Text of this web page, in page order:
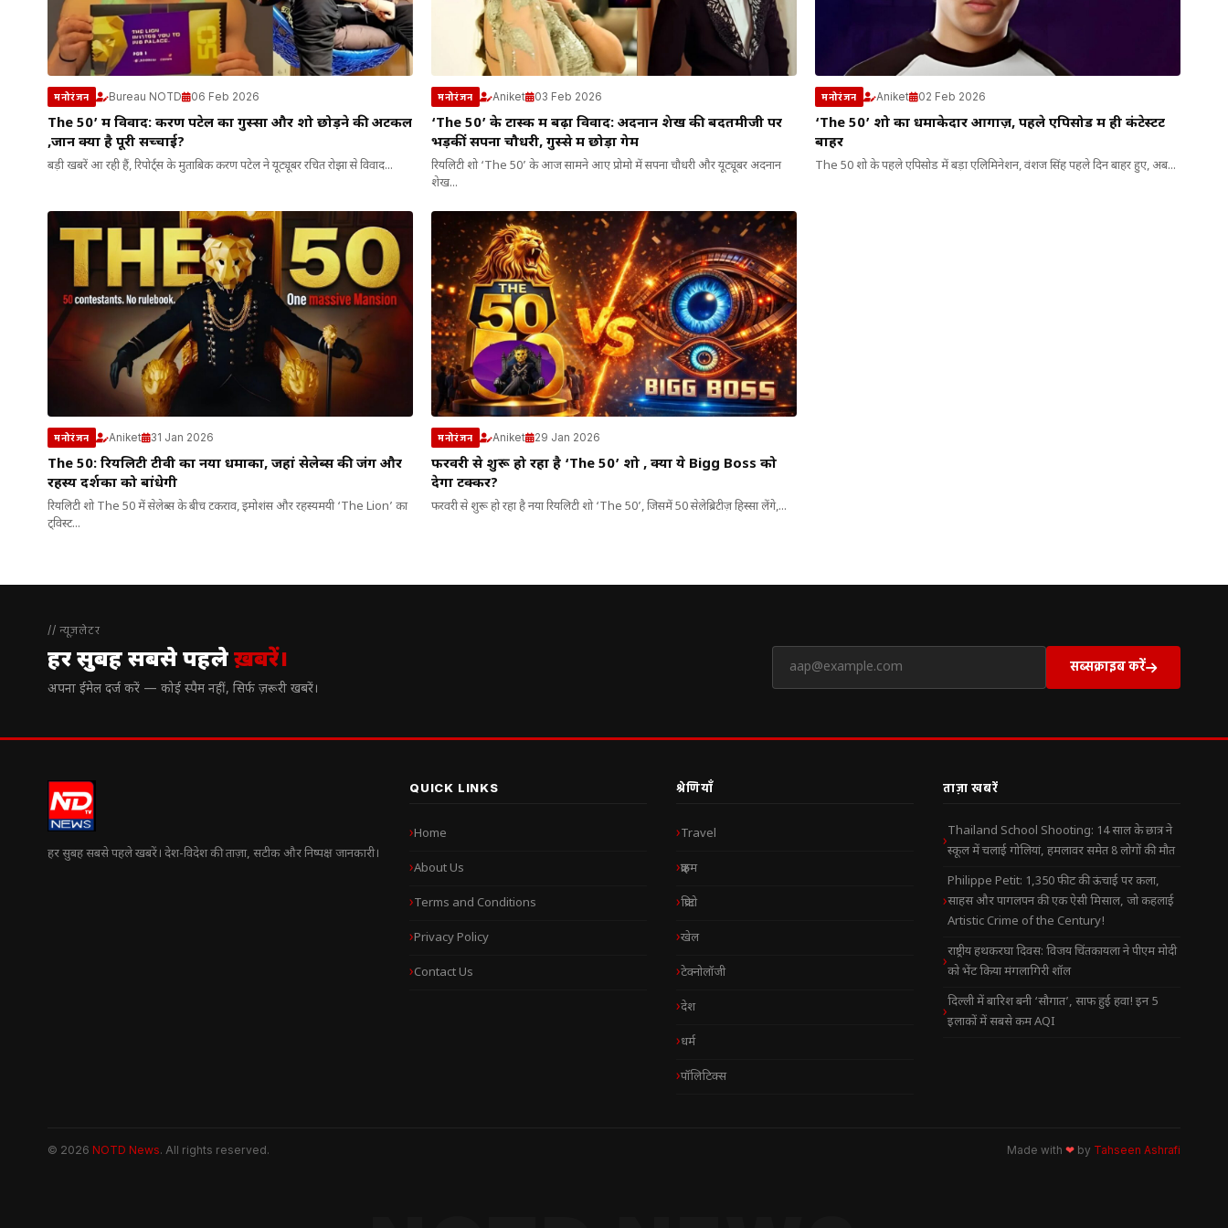
मनोरंजन Bureau NOTD 06 Feb 2026
The 50’ में विवाद: करण पटेल का गुस्सा और शो छोड़ने की अटकलें
,जानें क्या है पूरी सच्चाई?
बड़ी खबरें आ रही हैं, रिपोर्ट्स के मुताबिक करण पटेल ने यूट्यूबर रचित रोझा से विवाद...
मनोरंजन Aniket 03 Feb 2026
‘The 50’ के टास्क में बढ़ा विवाद: अदनान शेख की बदतमीजी पर
भड़कीं सपना चौधरी, गुस्से में छोड़ा गेम
रियलिटी शो ‘The 50’ के आज सामने आए प्रोमो में सपना चौधरी और यूट्यूबर अदनान
शेख...
मनोरंजन Aniket 02 Feb 2026
‘The 50’ शो का धमाकेदार आगाज़, पहले एपिसोड में ही कंटेस्टेंट
बाहर
The 50 शो के पहले एपिसोड में बड़ा एलिमिनेशन, वंशज सिंह पहले दिन बाहर हुए, अब...
मनोरंजन Aniket 31 Jan 2026
The 50: रियलिटी टीवी का नया धमाका, जहां सेलेब्स की जंग और
रहस्य दर्शकों को बांधेगी
रियलिटी शो The 50 में सेलेब्स के बीच टकराव, इमोशंस और रहस्यमयी ‘The Lion’ का
ट्विस्ट...
मनोरंजन Aniket 29 Jan 2026
फरवरी से शुरू हो रहा है ‘The 50’ शो , क्या ये Bigg Boss को
देगा टक्कर?
फरवरी से शुरू हो रहा है नया रियलिटी शो ‘The 50’, जिसमें 50 सेलेब्रिटीज़ हिस्सा लेंगे,...
// न्यूज़लेटर
हर सुबह सबसे पहलेख़बरें।
अपना ईमेल दर्ज करें — कोई स्पैम नहीं, सिर्फ ज़रूरी खबरें।
सब्सक्राइब करें
हर सुबह सबसे पहले खबरें। देश-विदेश की ताज़ा, सटीक और निष्पक्ष जानकारी।
QUICK LINKS
Home
About Us
Terms and Conditions
Privacy Policy
Contact Us
श्रेणियाँ
Travel
क्राइम
क्रिप्टो
खेल
टेक्नोलॉजी
देश
धर्म
पॉलिटिक्स
ताज़ा खबरें
Thailand School Shooting: 14 साल के छात्र ने
स्कूल में चलाई गोलियां, हमलावर समेत 8 लोगों की मौत
Philippe Petit: 1,350 फीट की ऊंचाई पर कला,
साहस और पागलपन की एक ऐसी मिसाल, जो कहलाई
Artistic Crime of the Century!
राष्ट्रीय हथकरघा दिवस: विजय चिंतकायला ने पीएम मोदी
को भेंट किया मंगलागिरी शॉल
दिल्ली में बारिश बनी ‘सौगात’, साफ हुई हवा! इन 5
इलाकों में सबसे कम AQI
© 2026 NOTD News. All rights reserved. Made with ❤ by Tahseen Ashrafi